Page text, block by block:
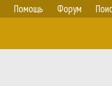
Помощь Форум